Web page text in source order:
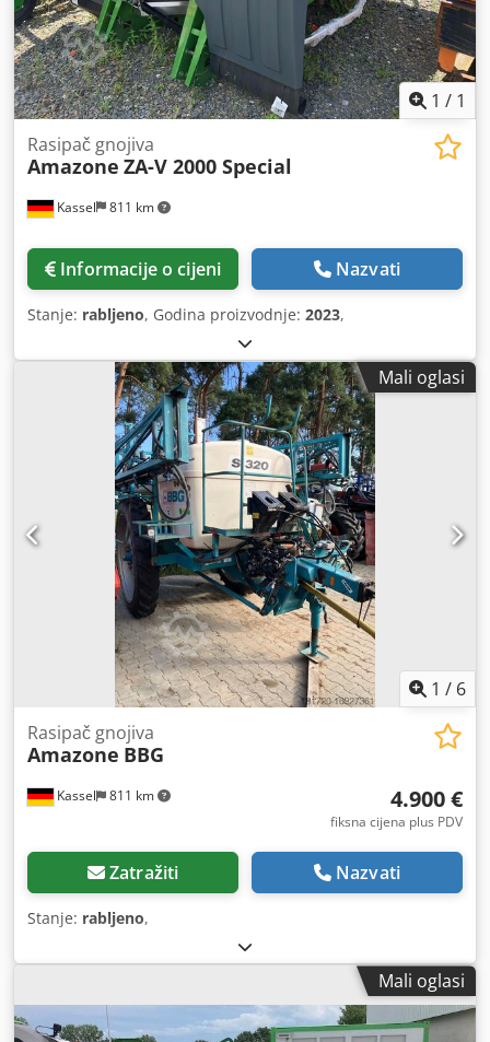
1 / 1
Kassel 811 km
Rasipač gnojiva
Amazone ZA-V 2000 Special
Informacije o cijeni Nazvati
Stanje: rabljeno, Godina proizvodnje: 2023,
Mali oglasi
1 / 6
Kassel 811 km
Rasipač gnojiva
Amazone BBG
4.900 €
fiksna cijena plus PDV
Zatražiti Nazvati
Stanje: rabljeno,
Mali oglasi